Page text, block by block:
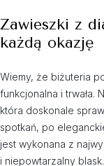
Zawieszki z
każdą okazję
Wiemy, że biżuteria
funkcjonalna i trwała.
która doskonale
spotkań, po
jest wykonana z
i niepowtarzalny